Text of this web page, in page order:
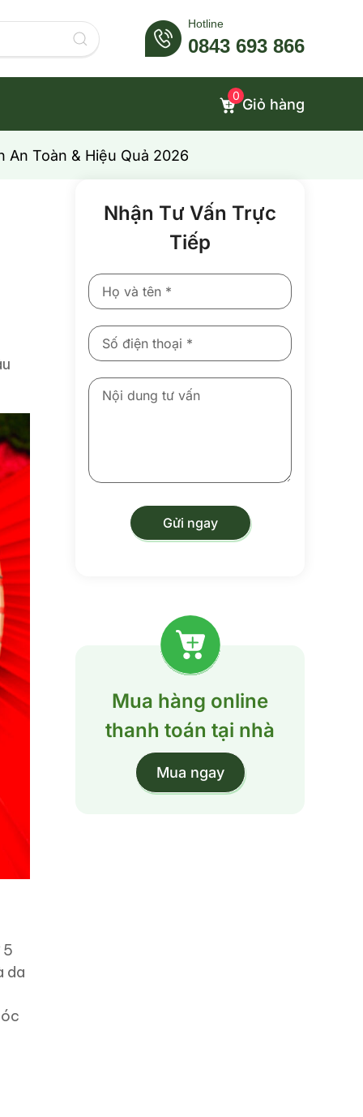
Hotline
0843 693 866
Giỏ hàng
0
An Toàn & Hiệu Quả 2026
5
da
Nhận Tư Vấn Trực
Tiếp
Mua hàng online
thanh toán tại nhà
Mua ngay